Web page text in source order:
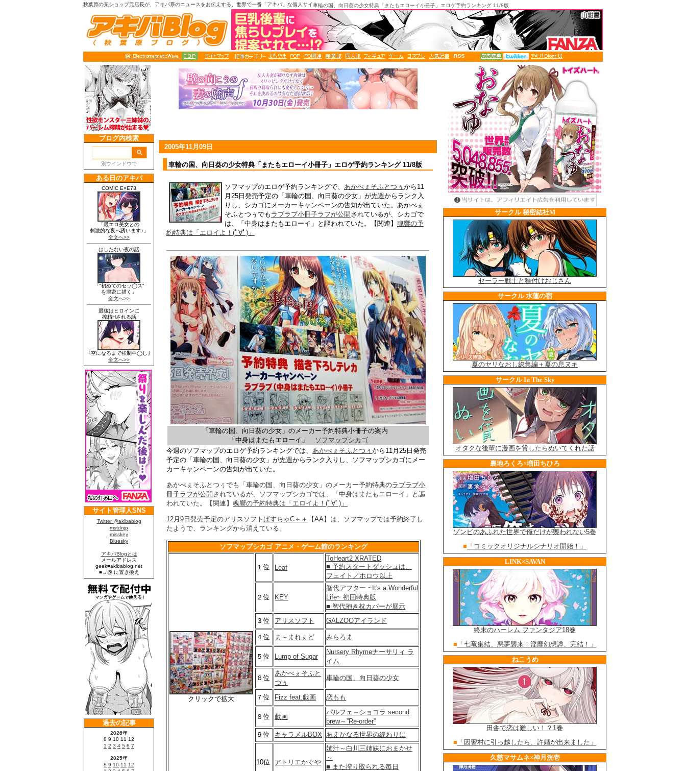
車輪の国、向日葵の少女特典「またもエローイ小冊子」エロゲ予約ランキング 11/8版
秋葉原の某ショップ元店長が、アキバ系のニュースをお伝えする、世界で一番「アキバ」な個人サイト
2005年11月09日
車輪の国、向日葵の少女特典「またもエローイ小冊子」エロゲ予約ランキング 11/8版
ソフマップのエロゲ予約ランキングで、 あかべぇそふとつぅ から11
月25日発売予定の「車輪の国、向日葵の少女」が先週からランク入
りし、シカゴにメーカーキャンペーンの告知が出ていた。あかべぇ
そふとつぅでも ラブラブ小冊子ラフが公開 されているが、シカゴで
は、「中身はまたもエローイ」と謳われていた。【関連】 魂響の予
約特典は「エロイよ！(ﾟ∀ﾟ)」
「車輪の国、向日葵の少女」のメーカー予約特典小冊子の案内
「中身はまたもエローイ」
ソフマップシカゴ
今週のソフマップのエロゲ予約ランキングでは、 あかべぇそふとつぅ から11月25日発売
予定の「車輪の国、向日葵の少女」が先週からランク入りし、ソフマップシカゴにメー
カーキャンペーンの告知が出ていた。
あかべぇそふとつぅでも「車輪の国、向日葵の少女」のメーカー予約特典のラブラブ小
冊子ラフが公開 されているが、ソフマップシカゴでは、「中身はまたもエローイ」と謳
われていた。【関連】 魂響の予約特典は「エロイよ！(ﾟ∀ﾟ)」
12月9日発売予定のアリスソフト ぱすちゃC＋＋
【AA】は、ソフマップでは予約終了し
たようで、ランキングから消えている。
ソフマップシカゴ アニメ・ゲーム館のランキング
クリックで拡大
１位 Leaf
ToHeart2 XRATED
■ 予約スタートダッシュは、
フェイト／ホロウ以上
２位 KEY
智代アフター ~It's a Wonderful
Life~ 初回特典版
■ 智代抱き枕カバーが展示
３位
アリスソフト GALZOOアイランド
４位 ま～まれぇど みらろま
５位 Lump of Sugar
Nursery Rhymeナーサリィ ラ
イム
６位
あかべぇそふと
つぅ
車輪の国、向日葵の少女
７位 Fizz feat.戯画 恋もも
８位 戯画
パルフェ～ショコラ second
brew～”Re-order”
９位
キャラメルBOX あえかなる世界の終わりに
10位 アトリエかぐや
姉汁～白川三姉妹におまかせ
～
■ また搾り取られる毎日